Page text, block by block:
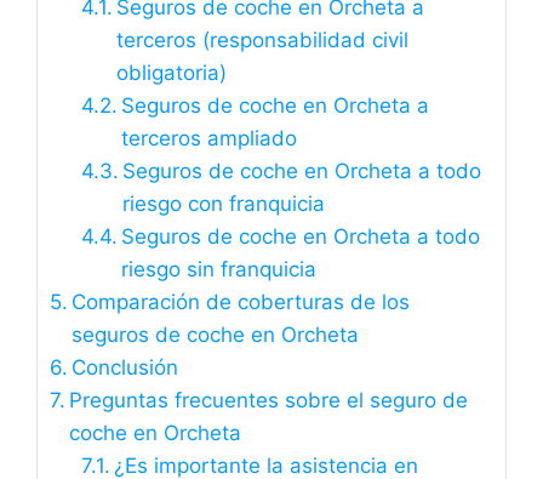
Seguros de coche en Orcheta a
terceros (responsabilidad civil
obligatoria)
Seguros de coche en Orcheta a
terceros ampliado
Seguros de coche en Orcheta a todo
riesgo con franquicia
Seguros de coche en Orcheta a todo
riesgo sin franquicia
Comparación de coberturas de los
seguros de coche en Orcheta
Conclusión
Preguntas frecuentes sobre el seguro de
coche en Orcheta
¿Es importante la asistencia en